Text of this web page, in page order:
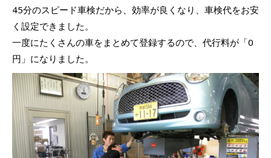
45分のスピード車検だから、効率が良くなり、車検代をお安
く設定できました。
一度にたくさんの車をまとめて登録するので、代行料が「0
円」になりました。